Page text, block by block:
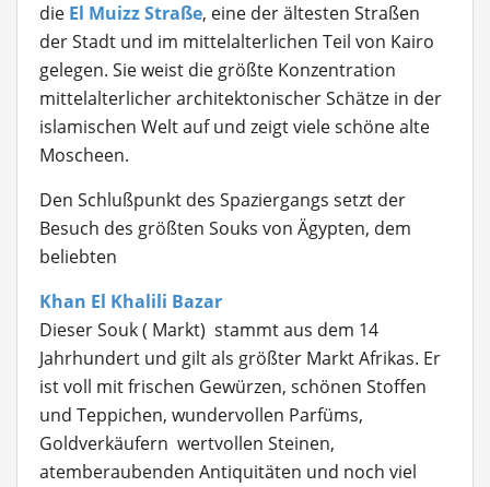
die El Muizz Straße, eine der ältesten Straßen
der Stadt und im mittelalterlichen Teil von Kairo
gelegen. Sie weist die größte Konzentration
mittelalterlicher architektonischer Schätze in der
islamischen Welt auf und zeigt viele schöne alte
Moscheen.
Den Schlußpunkt des Spaziergangs setzt der
Besuch des größten Souks von Ägypten, dem
beliebten
Khan El Khalili Bazar
Dieser Souk ( Markt) stammt aus dem 14
Jahrhundert und gilt als größter Markt Afrikas. Er
ist voll mit frischen Gewürzen, schönen Stoffen
und Teppichen, wundervollen Parfüms,
Goldverkäufern wertvollen Steinen,
atemberaubenden Antiquitäten und noch viel